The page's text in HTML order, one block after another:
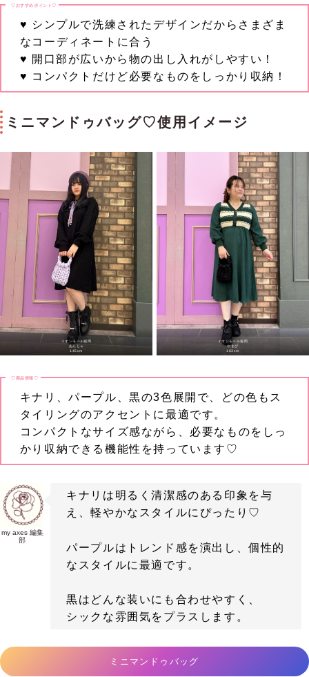
♡おすすめポイント♡
♥ シンプルで洗練されたデザインだからさまざま
なコーディネートに合う
♥ 開口部が広いから物の出し入れがしやすい！
♥ コンパクトだけど必要なものをしっかり収納！
ミニマンドゥバッグ♡使用イメージ
イオンモール福岡
あんじゅ
145cm
イオンモール福岡
やまぴ
163cm
♡商品情報♡
キナリ、パープル、黒の3色展開で、どの色もス
タイリングのアクセントに最適です。
コンパクトなサイズ感ながら、必要なものをしっ
かり収納できる機能性を持っています♡
my axes 編集
部
キナリは明るく清潔感のある印象を与
え、軽やかなスタイルにぴったり♡
パープルはトレンド感を演出し、個性的
なスタイルに最適です。
黒はどんな装いにも合わせやすく、
シックな雰囲気をプラスします。
ミニマンドゥバッグ